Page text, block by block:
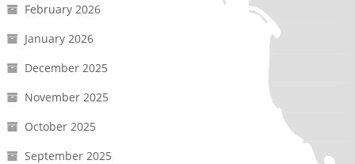
February 2026
January 2026
December 2025
November 2025
October 2025
September 2025